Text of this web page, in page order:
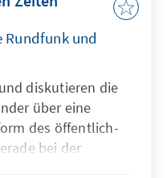
und
diskutieren die
über eine
des öffentlich-
bei der